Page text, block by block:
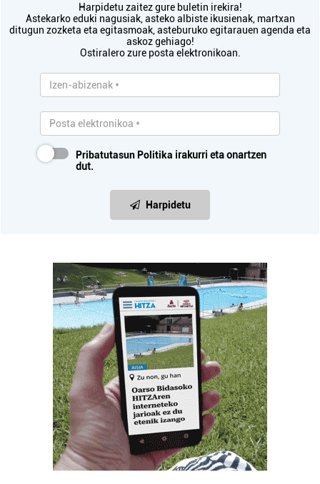
Harpidetu zaitez gure buletin irekira!
Astekarko eduki nagusiak, asteko albiste ikusienak, martxan
ditugun zozketa eta egitasmoak, asteburuko egitarauen agenda eta
askoz gehiago!
Ostiralero zure posta elektronikoan.
Pribatutasun Politika irakurri eta onartzen
dut.
Harpidetu